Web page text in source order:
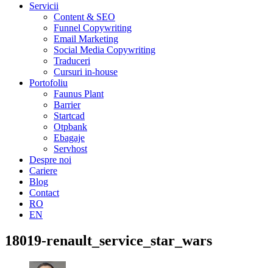
Servicii
Content & SEO
Funnel Copywriting
Email Marketing
Social Media Copywriting
Traduceri
Cursuri in-house
Portofoliu
Faunus Plant
Barrier
Startcad
Otpbank
Ebagaje
Servhost
Despre noi
Cariere
Blog
Contact
RO
EN
18019-renault_service_star_wars